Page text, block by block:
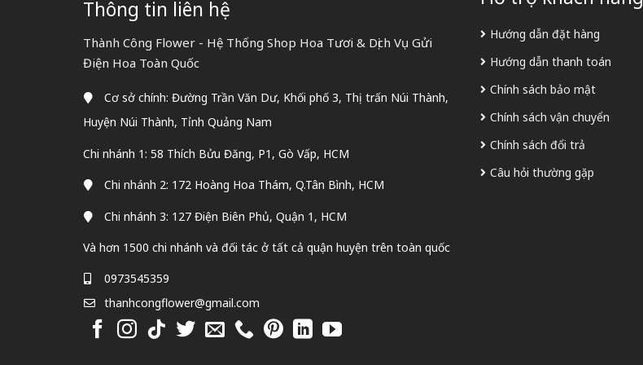
Thông tin liên hệ
Thành Công Flower - Hệ Thống Shop Hoa Tươi & Dịch Vụ Gửi
Điện Hoa Toàn Quốc
Cơ sở chính: Đường Trần Văn Dư, Khối phố 3, Thị trấn Núi Thành,
Huyện Núi Thành, Tỉnh Quảng Nam
Chi nhánh 1: 58 Thích Bửu Đăng, P1, Gò Vấp, HCM
Chi nhánh 2: 172 Hoàng Hoa Thám, Q.Tân Bình, HCM
Chi nhánh 3: 127 Điện Biên Phủ, Quận 1, HCM
Và hơn 1500 chi nhánh và đối tác ở tất cả quận huyện trên toàn quốc
0973545359
thanhcongflower@gmail.com
Hướng dẫn đặt hàng
Hướng dẫn thanh toán
Chính sách bảo mật
Chính sách vận chuyển
Chính sách đổi trả
Câu hỏi thường gặp